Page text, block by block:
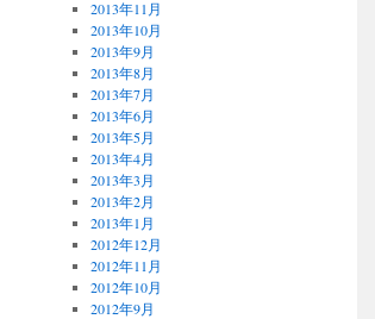
2013年11月
2013年10月
2013年9月
2013年8月
2013年7月
2013年6月
2013年5月
2013年4月
2013年3月
2013年2月
2013年1月
2012年12月
2012年11月
2012年10月
2012年9月